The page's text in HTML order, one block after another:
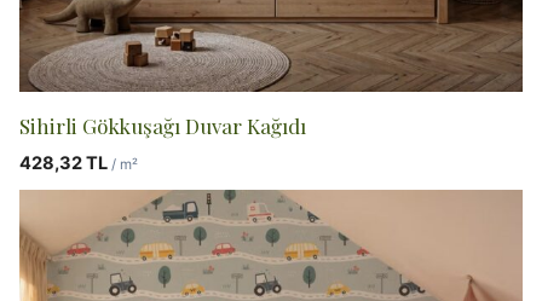
Sihirli Gökkuşağı Duvar Kağıdı
428,32TL / m²